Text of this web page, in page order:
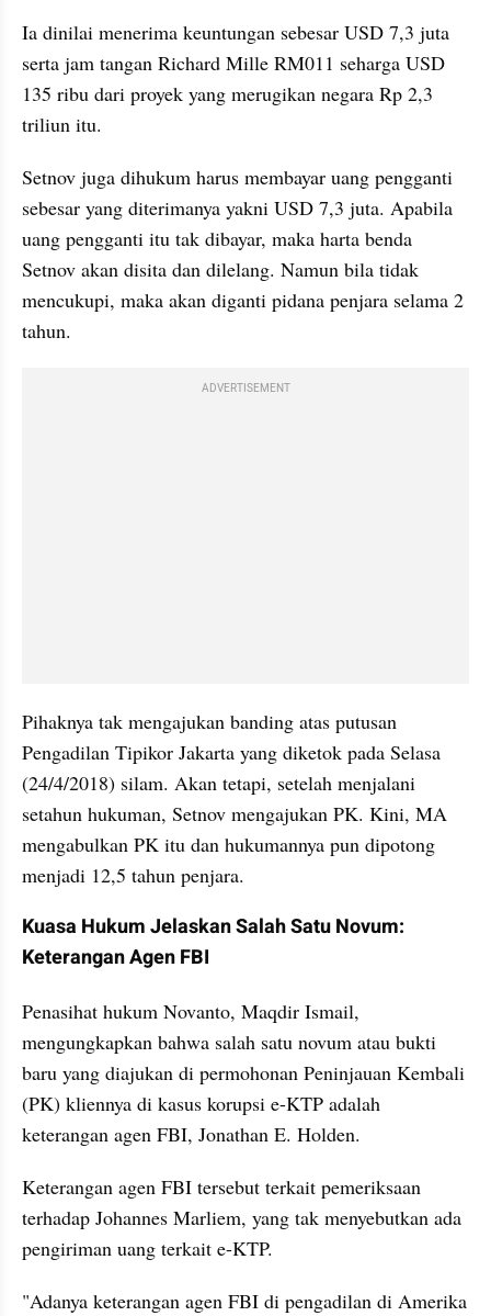
Ia dinilai menerima keuntungan sebesar USD 7,3 juta
serta jam tangan Richard Mille RM011 seharga USD
135 ribu dari proyek yang merugikan negara Rp 2,3
triliun itu.
Setnov juga dihukum harus membayar uang pengganti
sebesar yang diterimanya yakni USD 7,3 juta. Apabila
uang pengganti itu tak dibayar, maka harta benda
Setnov akan disita dan dilelang. Namun bila tidak
mencukupi, maka akan diganti pidana penjara selama 2
tahun.
ADVERTISEMENT
Pihaknya tak mengajukan banding atas putusan
Pengadilan Tipikor Jakarta yang diketok pada Selasa
(24/4/2018) silam. Akan tetapi, setelah menjalani
setahun hukuman, Setnov mengajukan PK. Kini, MA
mengabulkan PK itu dan hukumannya pun dipotong
menjadi 12,5 tahun penjara.
Kuasa Hukum Jelaskan Salah Satu Novum:
Keterangan Agen FBI
Penasihat hukum Novanto, Maqdir Ismail,
mengungkapkan bahwa salah satu novum atau bukti
baru yang diajukan di permohonan Peninjauan Kembali
(PK) kliennya di kasus korupsi e-KTP adalah
keterangan agen FBI, Jonathan E. Holden.
Keterangan agen FBI tersebut terkait pemeriksaan
terhadap Johannes Marliem, yang tak menyebutkan ada
pengiriman uang terkait e-KTP.
"Adanya keterangan agen FBI di pengadilan di Amerika